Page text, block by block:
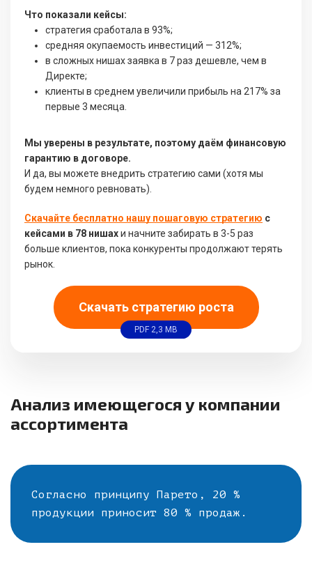
Что показали кейсы:
стратегия сработала в 93%;
средняя окупаемость инвестиций — 312%;
в сложных нишах заявка в 7 раз дешевле, чем в
Директе;
клиенты в среднем увеличили прибыль на 217% за
первые 3 месяца.
Мы уверены в результате, поэтому даём финансовую
гарантию в договоре.
И да, вы можете внедрить стратегию сами (хотя мы
будем немного ревновать).
Скачайте бесплатно нашу пошаговую стратегию с
кейсами в 78 нишахи начните забирать в 3-5 раз
больше клиентов, пока конкуренты продолжают терять
рынок.
Скачать стратегию роста
PDF 2,3 MB
Анализ имеющегося у компании
ассортимента
Согласно принципу Парето, 20 %
продукции приносит 80 % продаж.